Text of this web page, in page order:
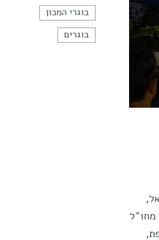
בוגרי המכון
בוגרים
גם 47 תלמידי מחקר מחו"ל